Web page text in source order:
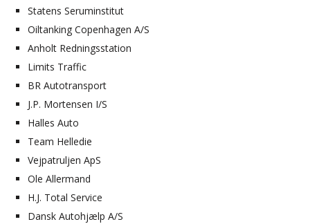
Statens Seruminstitut
Oiltanking Copenhagen A/S
Anholt Redningsstation
Limits Traffic
BR Autotransport
J.P. Mortensen I/S
Halles Auto
Team Helledie
Vejpatruljen ApS
Ole Allermand
H.J. Total Service
Dansk Autohjælp A/S